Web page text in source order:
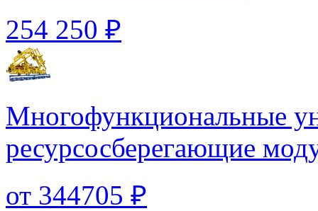
254 250 ₽
Многофункциональные
ресурсосберегающие
от 344705 ₽